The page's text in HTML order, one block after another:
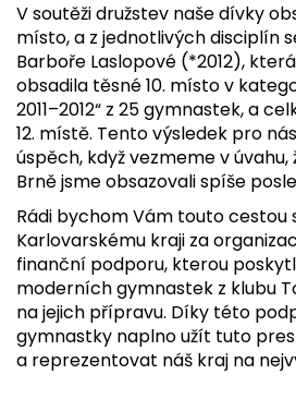
V soutěži družstev naše dívky
místo, a z jednotlivých disciplín
Barboře Laslopové (*2012),
obsadila těsné 10. místo v
2011–2012“ z 25 gymnastek, a
12. místě. Tento výsledek pro
úspěch, když vezmeme v úvahu,
Brně jsme obsazovali spíše
Rádi bychom Vám touto cestou
Karlovarskému kraji za
finanční podporu, kterou
moderních gymnastek z klubu
na jejich přípravu. Díky této
gymnastky naplno užít tuto
a reprezentovat náš kraj na